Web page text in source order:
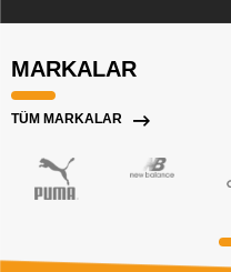
MARKALAR
TÜM MARKALAR